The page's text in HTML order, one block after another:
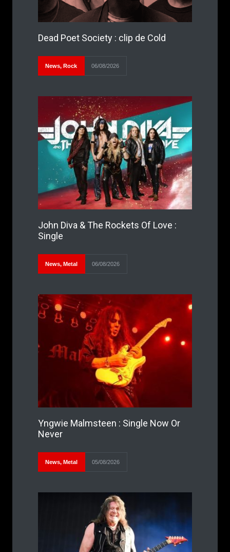
Dead Poet Society : clip de Cold
News, Rock 06/08/2026
John Diva & The Rockets Of Love :
Single
News, Metal 06/08/2026
Yngwie Malmsteen : Single Now Or
Never
News, Metal 05/08/2026